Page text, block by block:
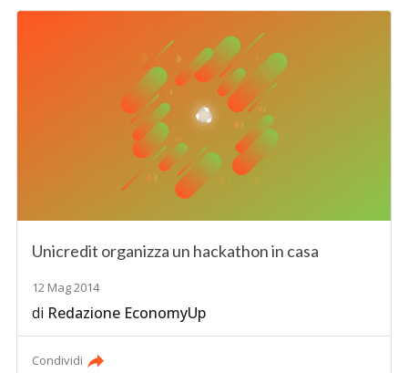
Unicredit organizza un hackathon in casa
12 Mag 2014
di Redazione EconomyUp
Condividi